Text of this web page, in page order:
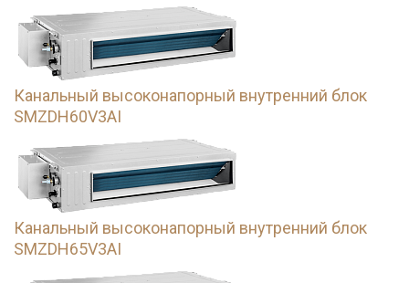
Канальный высоконапорный внутренний блок
SMZDH60V3AI
Канальный высоконапорный внутренний блок
SMZDH65V3AI